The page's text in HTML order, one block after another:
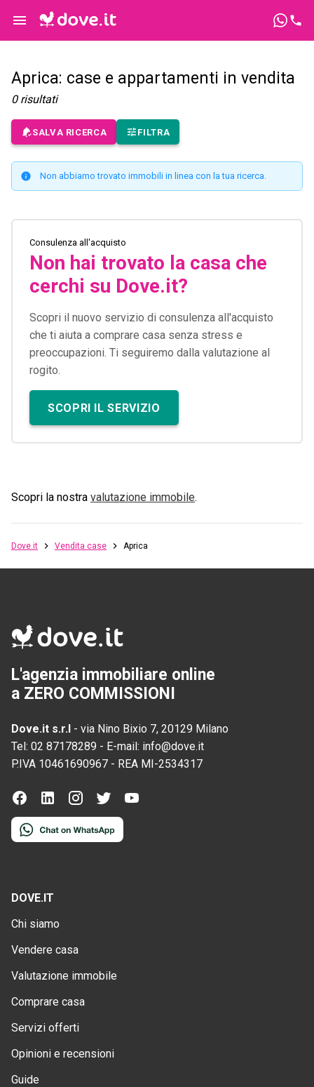
Aprica: case e appartamenti in vendita
0 risultati
SALVA RICERCA FILTRA
Non abbiamo trovato immobili in linea con la tua ricerca.
Consulenza all'acquisto
Non hai trovato la casa che
cerchi su Dove.it?
Scopri il nuovo servizio di consulenza all'acquisto
che ti aiuta a comprare casa senza stress e
preoccupazioni. Ti seguiremo dalla valutazione al
rogito.
SCOPRI IL SERVIZIO
Scopri la nostra valutazione immobile.
Dove.it Vendita case Aprica
L'agenzia immobiliare online
a ZERO COMMISSIONI
Dove.it s.r.l - via Nino Bixio 7, 20129 Milano
Tel: 02 87178289 - E-mail: info@dove.it
P.IVA 10461690967 - REA MI-2534317
DOVE.IT
Chi siamo
Vendere casa
Valutazione immobile
Comprare casa
Servizi offerti
Opinioni e recensioni
Guide